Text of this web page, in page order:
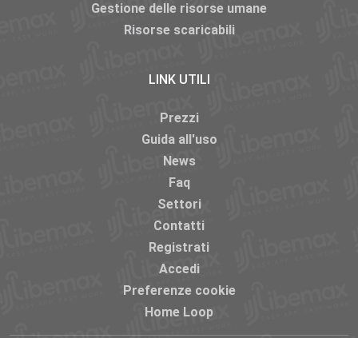
Gestione delle risorse umane
Risorse scaricabili
LINK UTILI
Prezzi
Guida all'uso
News
Faq
Settori
Contatti
Registrati
Accedi
Preferenze cookie
Home Loop